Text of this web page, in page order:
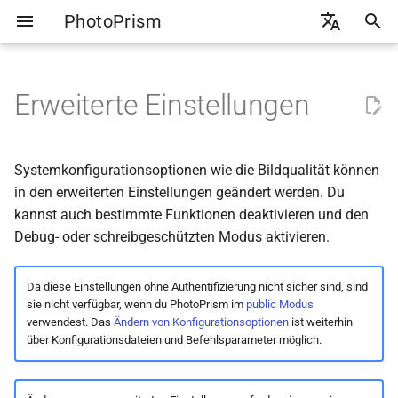
PhotoPrism
🇩🇪 Deutsch
e
w
n
Übersicht
Originale indexieren
Dateien importieren
Unterstützung von Metadaten
Web-Upload
WebDAV-Synchronisierung
Bereiche
Ansichten
Suchfilter verwenden
Alben
Personen
Kategorien
Löschen
Privat
Überprüfen
Linkfreigabe
Dateien hochladen
WebDAV Zugriff
Smartphones
Andere Apps
Globale Optionen
Debug Logs
Experimentelle Funktionen
Keine Datensicherung
WebDAV deaktivieren
Gesichter deaktivieren
Einführung
Ollama Setup
Ollama Cloud
OpenAI API
CLI Befehle
Backups erstellen
Backups wiederherstellen
Externer Speicher
Verzeichnis Übersicht
Google Photos
Apple Photos
Flickr
Admin Web UI
CLI-Befehle
Benutzerrollen
Mehrere Bibliotheken
2FA einrichten
Erweiterte Einstellungen
Systemkonfigurationsoptionen wie die Bildqualität können
in den erweiterten Einstellungen geändert werden. Du
kannst auch bestimmte Funktionen deaktivieren und den
Debug- oder schreibgeschützten Modus aktivieren.
Da diese Einstellungen ohne Authentifizierung nicht sicher sind, sind
sie nicht verfügbar, wenn du PhotoPrism im public Modus
verwendest. Das Ändern von Konfigurationsoptionenist weiterhin
über Konfigurationsdateien und Befehlsparameter möglich.